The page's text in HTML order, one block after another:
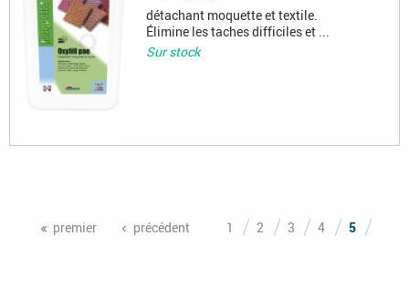
détachant moquette et textile.
Élimine les taches difficiles et ...
Sur stock
premier précédent 1 2 3 4 5